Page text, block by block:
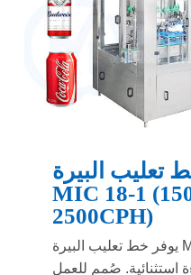
تعليب البيرة
MIC 18-1
2500CPH)
يوفر خط تعليب البيرة MIC 18-1
استثنائية. صُمم للعمل